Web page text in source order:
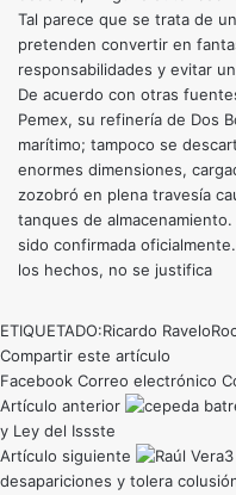
Tal parece que se trata de
pretenden convertir en
responsabilidades y evitar
De acuerdo con otras
Pemex, su refinería de Dos
marítimo; tampoco se
enormes dimensiones,
zozobró en plena travesía
tanques de
sido confirmada
los hechos, no se justifica
ETIQUETADO:Ricardo Ravelo
Compartir este artículo
Facebook Correo electrónico
Artículo anterior
y Ley del Issste
Artículo siguiente
desapariciones y tolera